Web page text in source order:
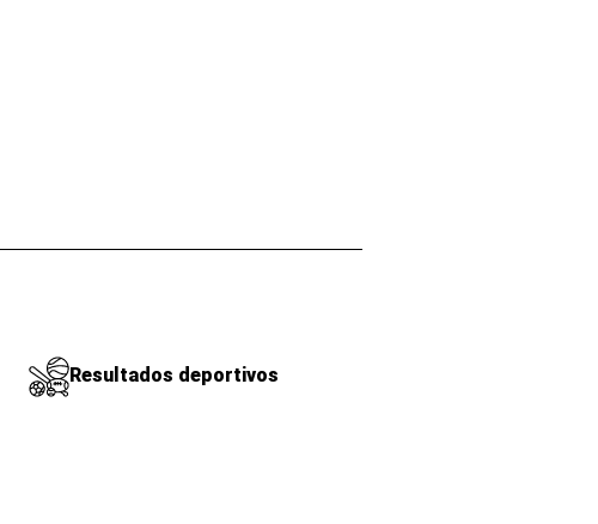
Resultados deportivos